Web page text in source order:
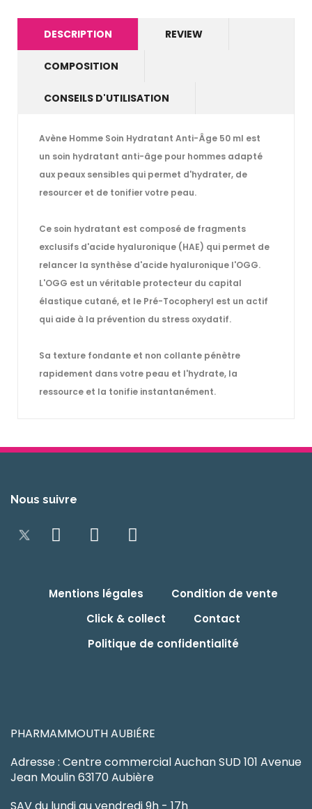
DESCRIPTION REVIEW
COMPOSITION
CONSEILS D'UTILISATION
Avène Homme Soin Hydratant Anti-Âge 50 ml est
un soin hydratant anti-âge pour hommes adapté
aux peaux sensibles qui permet d'hydrater, de
resourcer et de tonifier votre peau.
Ce soin hydratant est composé de fragments
exclusifs d'acide hyaluronique (HAE) qui permet de
relancer la synthèse d'acide hyaluronique l'OGG.
L'OGG est un véritable protecteur du capital
élastique cutané, et le Pré-Tocopheryl est un actif
qui aide à la prévention du stress oxydatif.
Sa texture fondante et non collante pénètre
rapidement dans votre peau et l'hydrate, la
ressource et la tonifie instantanément.
Nous suivre
Mentions légales
Condition de vente
Click & collect
Contact
Politique de confidentialité
PHARMAMMOUTH AUBIÉRE
Adresse : Centre commercial Auchan SUD 101 Avenue
Jean Moulin 63170 Aubière
SAV du lundi au vendredi 9h - 17h